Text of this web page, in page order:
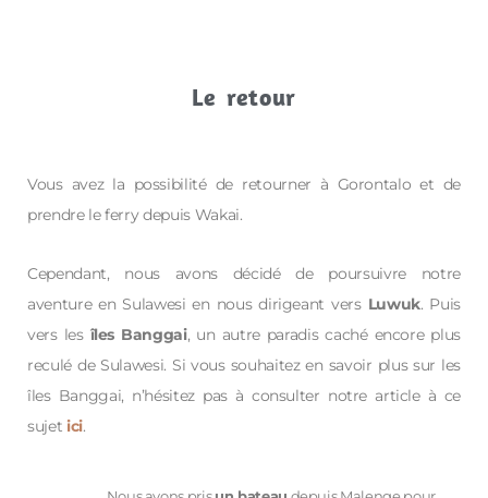
Le retour
Vous avez la possibilité de retourner à Gorontalo et de
prendre le ferry depuis Wakai.
Cependant, nous avons décidé de poursuivre notre
aventure en Sulawesi en nous dirigeant vers Luwuk. Puis
vers les îles Banggai, un autre paradis caché encore plus
reculé de Sulawesi. Si vous souhaitez en savoir plus sur les
îles Banggai, n’hésitez pas à consulter notre article à ce
sujet ici.